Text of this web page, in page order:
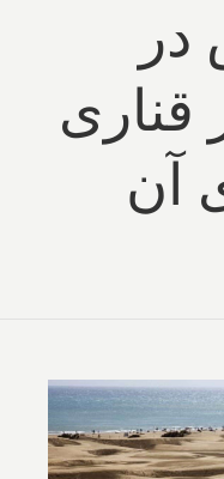
قناری
آن